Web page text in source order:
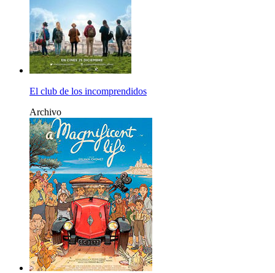
El club de los incomprendidos
Archivo